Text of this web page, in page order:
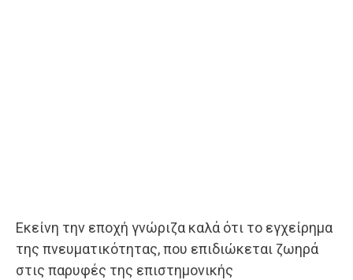
Εκείνη την εποχή γνώριζα καλά ότι το εγχείρημα
της πνευματικότητας, που επιδιώκεται ζωηρά
στις παρυφές της επιστημονικής